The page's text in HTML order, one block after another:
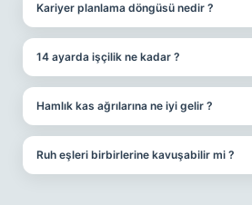
Kariyer planlama döngüsü nedir ?
14 ayarda işçilik ne kadar ?
Hamlık kas ağrılarına ne iyi gelir ?
Ruh eşleri birbirlerine kavuşabilir mi ?